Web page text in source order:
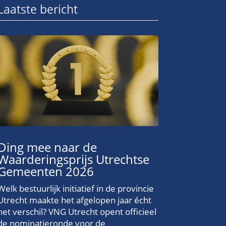
bericht
mee naar de
Utrechtse
2026
bestuurlijk initiatief in de provincie
maakte het afgelopen jaar écht
verschil? VNG Utrecht opent officieel
nominatieronde voor de